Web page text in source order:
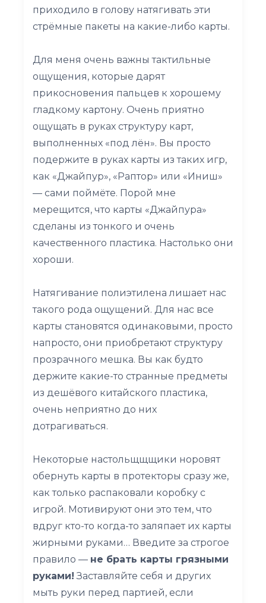
приходило в голову натягивать эти
стрёмные пакеты на какие-либо карты.
Для меня очень важны тактильные
ощущения, которые дарят
прикосновения пальцев к хорошему
гладкому картону. Очень приятно
ощущать в руках структуру карт,
выполненных «под лён». Вы просто
подержите в руках карты из таких игр,
как «Джайпур», «Раптор» или «Иниш»
— сами поймёте. Порой мне
мерещится, что карты «Джайпура»
сделаны из тонкого и очень
качественного пластика. Настолько они
хороши.
Натягивание полиэтилена лишает нас
такого рода ощущений. Для нас все
карты становятся одинаковыми, просто
напросто, они приобретают структуру
прозрачного мешка. Вы как будто
держите какие-то странные предметы
из дешёвого китайского пластика,
очень неприятно до них
дотрагиваться.
Некоторые настольщщщики норовят
обернуть карты в протекторы сразу же,
как только распаковали коробку с
игрой. Мотивируют они это тем, что
вдруг кто-то когда-то заляпает их карты
жирными руками… Введите за строгое
правило — не брать карты грязными
руками! Заставляйте себя и других
мыть руки перед партией, если